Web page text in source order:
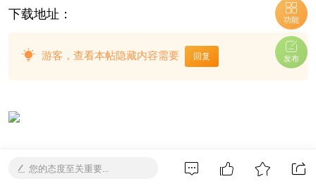
下载地址：
游客，查看本帖隐藏内容需要 回复
您的态度至关重要...
功能
发布